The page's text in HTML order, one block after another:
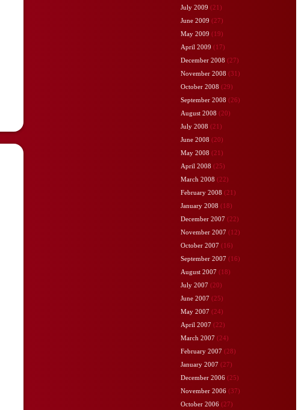
July 2009 (21)
June 2009 (27)
May 2009 (19)
April 2009 (17)
December 2008 (27)
November 2008 (31)
October 2008 (29)
September 2008 (26)
August 2008 (20)
July 2008 (21)
June 2008 (20)
May 2008 (21)
April 2008 (25)
March 2008 (22)
February 2008 (21)
January 2008 (18)
December 2007 (22)
November 2007 (12)
October 2007 (16)
September 2007 (16)
August 2007 (18)
July 2007 (20)
June 2007 (25)
May 2007 (24)
April 2007 (22)
March 2007 (24)
February 2007 (28)
January 2007 (27)
December 2006 (25)
November 2006 (37)
October 2006 (27)